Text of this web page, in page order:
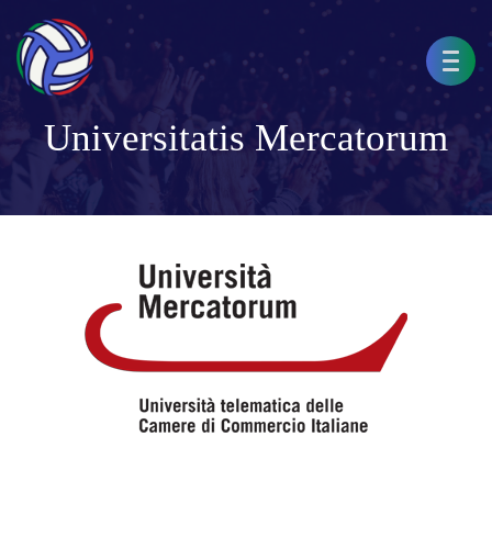
Universitatis Mercatorum